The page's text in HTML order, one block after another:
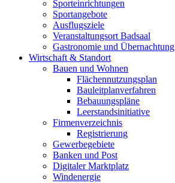
Sporteinrichtungen
Sportangebote
Ausflugsziele
Veranstaltungsort Badsaal
Gastronomie und Übernachtung
Wirtschaft & Standort
Bauen und Wohnen
Flächennutzungsplan
Bauleitplanverfahren
Bebauungspläne
Leerstandsinitiative
Firmenverzeichnis
Registrierung
Gewerbegebiete
Banken und Post
Digitaler Marktplatz
Windenergie